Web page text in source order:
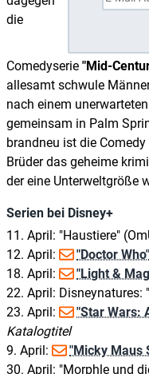
die
Comedyserie "Mid-
allesamt schwule
nach einem
gemeinsam in Palm
brandneu ist die Comedy
Brüder das geheime
der eine Unterweltgröße
Serien bei Disney+
11. April: "Haustiere"
12. April:
"Doctor Who"
18. April:
"Light &
22. April: Disneynatures:
23. April:
"Star Wars:
Katalogtitel
9. April:
"Micky Maus
30. April: "Morphle und